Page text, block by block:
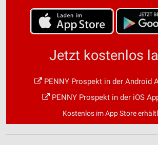
Jetzt kostenlos
PENNY Prospekt in der Android
PENNY Prospekt in der iOS
Kostenlos im App Store